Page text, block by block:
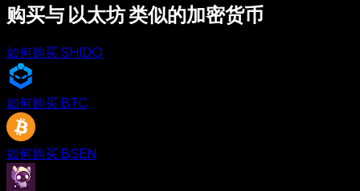
购买与 以太坊 类似的加密货币
如何购买 SHIDO
如何购买 BTC
如何购买 BSEN